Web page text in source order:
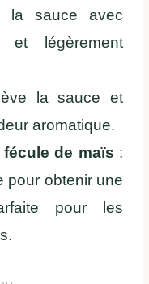
la sauce avec
légèrement
la sauce et
aromatique.
de maïs :
pour obtenir une
pour les